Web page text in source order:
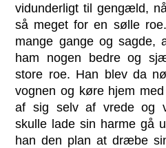
vidunderligt til gengæld,
så meget for en sølle
mange gange og sagde,
ham nogen bedre og
store roe. Han blev da
vognen og køre hjem
af sig selv af vrede og
skulle lade sin harme gå
han den plan at dræbe